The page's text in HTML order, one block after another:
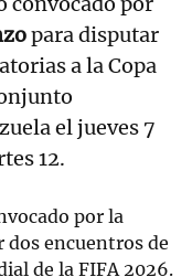
para disputar
a la Copa
el jueves 7
12.
por la
dos encuentros de
de la FIFA 2026.